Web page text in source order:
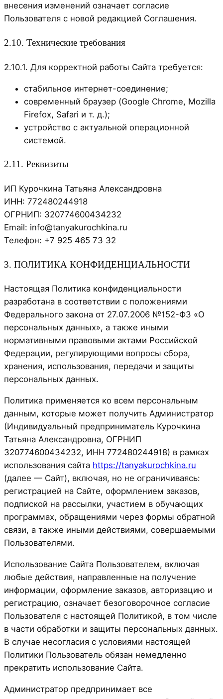
внесения изменений означает согласие
Пользователя с новой редакцией Соглашения.
2.10. Технические требования
2.10.1. Для корректной работы Сайта требуется:
стабильное интернет-соединение;
современный браузер (Google Chrome, Mozilla
Firefox, Safari и т. д.);
устройство с актуальной операционной
системой.
2.11. Реквизиты
ИП Курочкина Татьяна Александровна
ИНН: 772480244918
ОГРНИП: 320774600434232
Email: info@tanyakurochkina.ru
Телефон: +7 925 465 73 32
3. ПОЛИТИКА КОНФИДЕНЦИАЛЬНОСТИ
Настоящая Политика конфиденциальности
разработана в соответствии с положениями
Федерального закона от 27.07.2006 №152-ФЗ «О
персональных данных», а также иными
нормативными правовыми актами Российской
Федерации, регулирующими вопросы сбора,
хранения, использования, передачи и защиты
персональных данных.
Политика применяется ко всем персональным
данным, которые может получить Администратор
(Индивидуальный предприниматель Курочкина
Татьяна Александровна, ОГРНИП
320774600434232, ИНН 772480244918) в рамках
использования сайта https://tanyakurochkina.ru
(далее — Сайт), включая, но не ограничиваясь:
регистрацией на Сайте, оформлением заказов,
подпиской на рассылки, участием в обучающих
программах, обращениями через формы обратной
связи, а также иными действиями, совершаемыми
Пользователями.
Использование Сайта Пользователем, включая
любые действия, направленные на получение
информации, оформление заказов, авторизацию и
регистрацию, означает безоговорочное согласие
Пользователя с настоящей Политикой, в том числе
в части обработки и защиты персональных данных.
В случае несогласия с условиями настоящей
Политики Пользователь обязан немедленно
прекратить использование Сайта.
Администратор предпринимает все